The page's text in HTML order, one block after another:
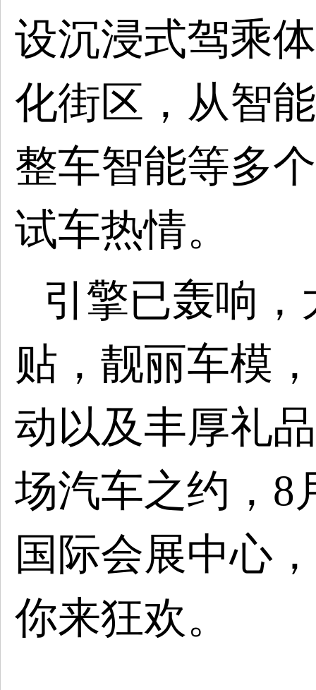
设沉浸式驾乘
化街区， 从智
整车智能等多
试车热情。
引擎已轰响
贴，靓丽车模
动以及丰厚礼
场汽车之约 ， 8
国际会展中心 ，
你来狂欢。